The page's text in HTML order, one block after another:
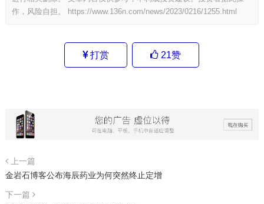
作，风险自担。
https://www.136n.com/news/2023/0216/1255.html
打赏 21赞
上一篇
金岩石博客公布海辰药业为何突然终止定增
下一篇